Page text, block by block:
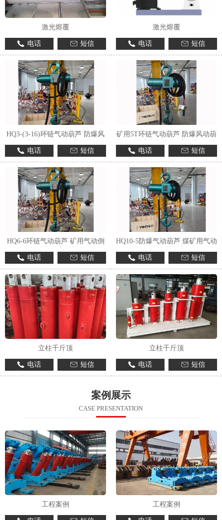
激光熔覆
电话 短信
激光熔覆
电话 短信
HQ3-(3-16)环链气动葫芦 防爆风
电话
短信
矿用5T环链气动葫芦 防爆风动葫
电话
短信
HQ6-6环链气动葫芦 矿用气动倒
电话
短信
HQ10-5防爆气动葫芦 煤矿用气动
电话
短信
立柱千斤顶
电话 短信
立柱千斤顶
电话 短信
案例展示
CASE PRESENTATION
工程案例 工程案例